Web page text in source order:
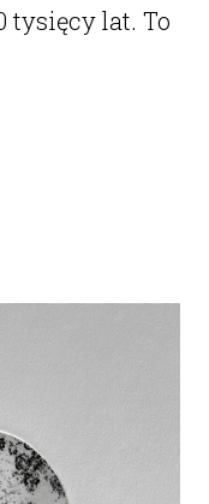
tysięcy lat. To